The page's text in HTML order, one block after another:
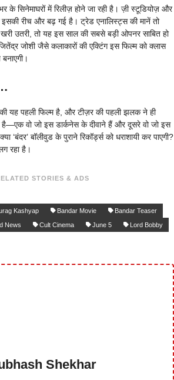
के सिनेमाघरों में रिलीज़ होने जा रही है। ज़ी स्टूडियोज़ और
इसकी रीच और बढ़ गई है। ट्रेड एनालिस्ट्स की मानें तो
उतरी, तो यह इस साल की सबसे बड़ी ओपनर साबित हो
जोशी जैसे कलाकारों की एक्टिंग इस फिल्म को क्लास
यह पहली फिल्म है, और टीज़र की पहली झलक ने ही
है—एक वो जो इस डार्कनेस के दीवाने हैं और दूसरे वो जो इस
‘बंदर’ बॉलीवुड के पुराने रिकॉर्ड्स को धराशायी कर पाएगी?
रहा है।
STORIES & ADS
Kashyap Bandar Movie
Bandar Teaser
News Cult Cinema June 5
Lord Bobby
Shekhar